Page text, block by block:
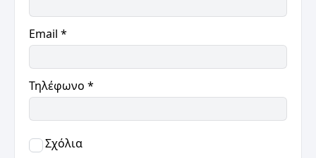
Email *
Τηλέφωνο *
Σχόλια